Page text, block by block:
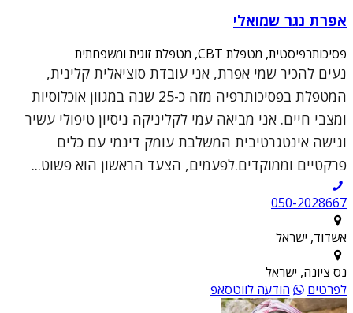
אפרת נגר שמואלי
פסיכותרפיסטית, מטפלת CBT, מטפלת זוגית ומשפחתית
נעים להכיר שמי אפרת, אני עובדת סוציאלית קלינית,
המטפלת בפסיכותרפיה מזה כ-25 שנה במגוון אוכלוסיות
ומצבי חיים. אני מביאה עמי לקליניקה ניסיון טיפולי עשיר
וגישה אינטגרטיבית המשלבת עומק דינמי עם כלים
פרקטיים וממוקדים.לפעמים, הצעד הראשון הוא פשוט...
050-2028667
אשדוד, ישראל
נס ציונה, ישראל
לפרטים
הודעה לווטסאפ